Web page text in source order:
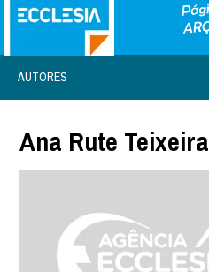
AUTORES
Ana Rute Teixeira